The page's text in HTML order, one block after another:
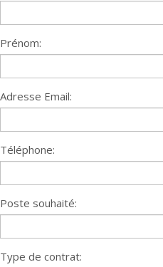
Prénom:
Adresse Email:
Téléphone:
Poste souhaité:
Type de contrat: